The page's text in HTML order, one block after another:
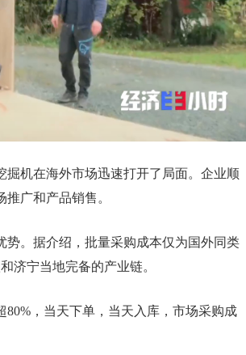
机在海外市场迅速打开了局面。企业顺
广和产品销售。
。据介绍，批量采购成本仅为国外同类
济宁当地完备的产业链。
，当天下单，当天入库，市场采购成